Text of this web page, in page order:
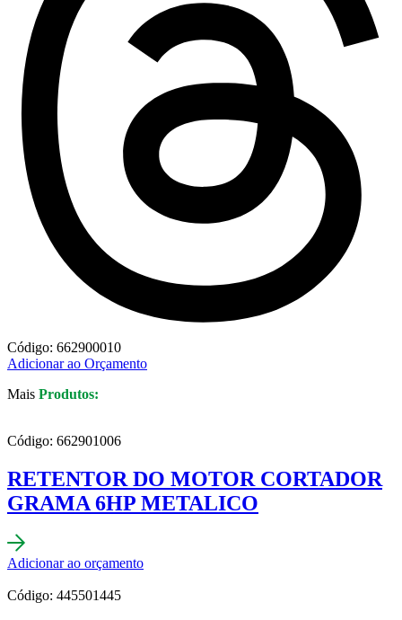
Código: 662900010
Adicionar ao Orçamento
Mais Produtos:
Código: 662901006
RETENTOR DO MOTOR CORTADOR
GRAMA 6HP METALICO
Adicionar ao orçamento
Código: 445501445